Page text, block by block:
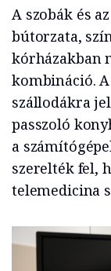
A szobák és
bútorzata,
kórházakban
kombináció.
szállodákra
passzoló
a
szerelték fel,
telemedicina